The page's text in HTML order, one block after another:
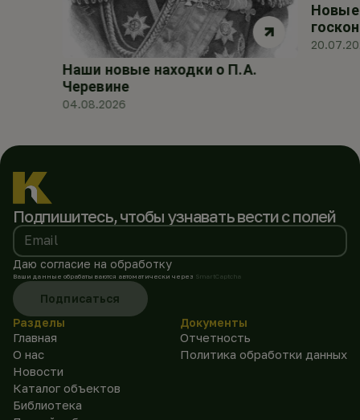
Наши новые находки о П.А.
Черевине
04.08.2026
Новые
Подпишитесь, чтобы узнавать вести с полей
Email
Даю согласие на обработку
Ваши данные обрабатываются автоматически через SmartCaptcha
Подписаться
Разделы
Главная
О нас
Новости
Каталог объектов
Библиотека
Документы
Отчетность
Политика обработки данных